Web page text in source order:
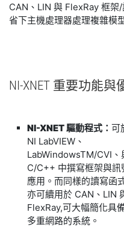
CAN、LIN 與 FlexRay 框架
省下主機處理器處理複雜模
NI-XNET 重要功能與
NI-XNET驅動程式： 可
NI LabVIEW、
LabWindowsTM/CVI、
C/C++ 中撰寫框架與訊
應用。而同樣的讀寫函
亦可續用於 CAN、LIN
FlexRay,可大幅簡化具
多重網路的系統。